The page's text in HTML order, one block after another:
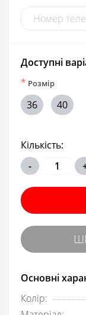
Основні
Колір:
Доступні
* Розмір
36 40
Кількість:
-